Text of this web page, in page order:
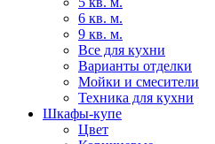
6 кв. м.
9 кв. м.
Все для кухни
Варианты отделки
Мойки и смесители
Техника для кухни
Шкафы-купе
Цвет